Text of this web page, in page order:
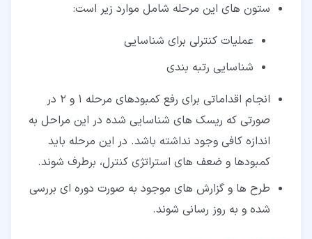
ستون های این مرحله شامل موارد زیر است:
عملیات کنترلی برای شناسایی
شناسایی رتبه بندی
انجام اقداماتی برای رفع کمبودهای مرحله 1 و 2 در
صورتی که ریسک های شناسایی شده در این مراحل به
اندازه کافی وجود نداشته باشد. در این مرحله باید
کمبودها و ضعف های استراتژی کنترل، برطرف شوند.
طرح ها و گزارش های موجود به صورت دوره ای بررسی
شده و به روز رسانی شوند.